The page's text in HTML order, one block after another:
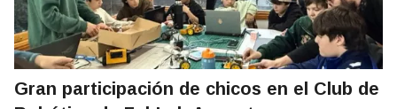
Gran participación de chicos en el Club de